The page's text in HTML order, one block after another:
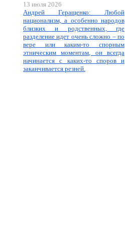
13 июля 2026
Андрей Геращенко: Любой
национализм, а особенно народов
близких и родственных, где
разделение идет очень сложно – по
вере или каким-то спорным
этническим моментам, он всегда
начинается с каких-то споров и
заканчивается резней.